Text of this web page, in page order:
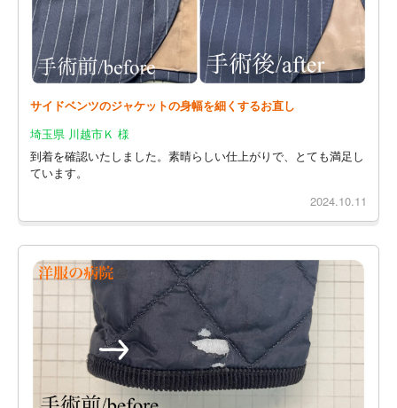
サイドベンツのジャケットの身幅を細くするお直し
埼玉県 川越市Ｋ 様
到着を確認いたしました。素晴らしい仕上がりで、とても満足し
ています。
2024.10.11